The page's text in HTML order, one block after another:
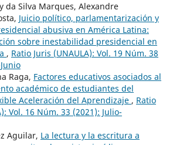
da Silva Marques, Alexandre
Juicio político, parlamentarización y
abusiva en América Latina:
sobre inestabilidad presidencial en
, Ratio Juris (UNAULA): Vol. 19 Núm. 38
Raga, Factores educativos asociados al
académico de estudiantes del
Aceleración del Aprendizaje , Ratio
Vol. 16 Núm. 33 (2021): Julio-
Aguilar, La lectura y la escritura a